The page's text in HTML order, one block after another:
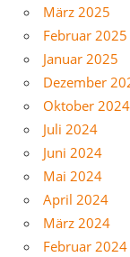
März 2025
Februar 2025
Januar 2025
Dezember
Oktober 2024
Juli 2024
Juni 2024
Mai 2024
April 2024
März 2024
Februar 2024